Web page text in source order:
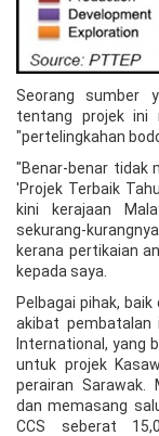
Seorang sumber
tentang projek ini
"pertelingkahan
"Benar-benar tidak
'Projek Terbaik
kini kerajaan
sekurang-
kerana pertikaian
kepada saya.
Pelbagai pihak,
akibat pembatalan
International, yang
untuk projek
perairan Sarawak.
dan memasang
CCS seberat